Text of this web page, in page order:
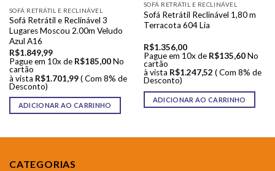
SOFÁ RETRÁTIL E RECLINÁVEL
Sofá Retrátil e Reclinável 3
Lugares Moscou 2.00m Veludo
Azul A16
R$1.849,99
Pague em 10x de R$185,00 No
cartão
à vista R$1.701,99 ( Com 8% de
Desconto)
ADICIONAR AO CARRINHO
SOFÁ RETRÁTIL E RECLINÁVEL
Sofá Retrátil Reclinável 1,80 m
Terracota 604 Lia
R$1.356,00
Pague em 10x de R$135,60 No
cartão
à vista R$1.247,52 ( Com 8% de
Desconto)
ADICIONAR AO CARRINHO
CATEGORIAS